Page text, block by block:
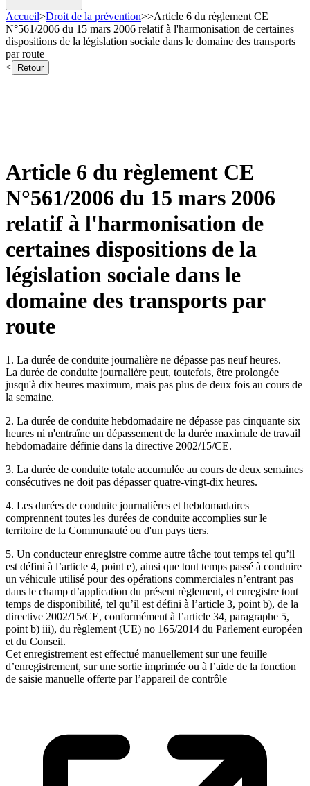
Accueil>Droit de la prévention>>Article 6 du règlement CE
N°561/2006 du 15 mars 2006 relatif à l'harmonisation de certaines
dispositions de la législation sociale dans le domaine des transports
par route
<
Retour
Article 6 du règlement CE
N°561/2006 du 15 mars 2006
relatif à l'harmonisation de
certaines dispositions de la
législation sociale dans le
domaine des transports par
route
1. La durée de conduite journalière ne dépasse pas neuf heures.
La durée de conduite journalière peut, toutefois, être prolongée
jusqu'à dix heures maximum, mais pas plus de deux fois au cours de
la semaine.
2. La durée de conduite hebdomadaire ne dépasse pas cinquante six
heures ni n'entraîne un dépassement de la durée maximale de travail
hebdomadaire définie dans la directive 2002/15/CE.
3. La durée de conduite totale accumulée au cours de deux semaines
consécutives ne doit pas dépasser quatre-vingt-dix heures.
4. Les durées de conduite journalières et hebdomadaires
comprennent toutes les durées de conduite accomplies sur le
territoire de la Communauté ou d'un pays tiers.
5. Un conducteur enregistre comme autre tâche tout temps tel qu’il
est défini à l’article 4, point e), ainsi que tout temps passé à conduire
un véhicule utilisé pour des opérations commerciales n’entrant pas
dans le champ d’application du présent règlement, et enregistre tout
temps de disponibilité, tel qu’il est défini à l’article 3, point b), de la
directive 2002/15/CE, conformément à l’article 34, paragraphe 5,
point b) iii), du règlement (UE) no 165/2014 du Parlement européen
et du Conseil.
Cet enregistrement est effectué manuellement sur une feuille
d’enregistrement, sur une sortie imprimée ou à l’aide de la fonction
de saisie manuelle offerte par l’appareil de contrôle